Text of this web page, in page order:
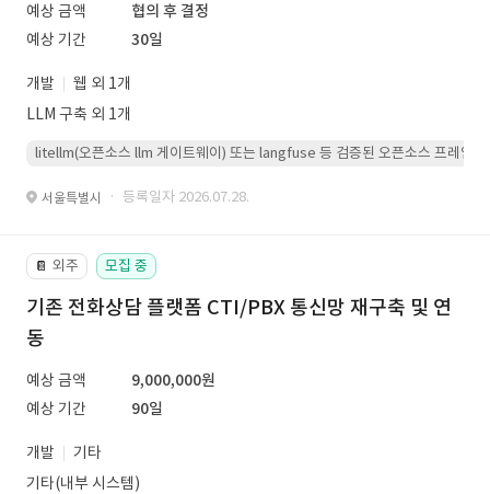
예상 금액
협의 후 결정
예상 기간
30일
개발
웹 외 1개
LLM 구축 외 1개
litellm(오픈소스 llm 게이트웨이) 또는 langfuse 등 검증된 오픈소스 프레임워
서울특별시 · 등록일자 2026.07.28.
📔 외주 모집 중
기존 전화상담 플랫폼 CTI/PBX 통신망 재구축 및 연
동
예상 금액
9,000,000원
예상 기간
90일
개발
기타
기타(내부 시스템)